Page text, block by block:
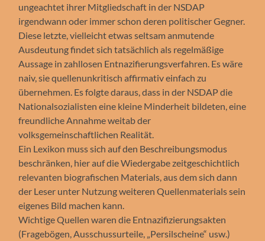
ungeachtet ihrer Mitgliedschaft in der NSDAP
irgendwann oder immer schon deren politischer Gegner.
Diese letzte, vielleicht etwas seltsam anmutende
Ausdeutung findet sich tatsächlich als regelmäßige
Aussage in zahllosen Entnazifierungsverfahren. Es wäre
naiv, sie quellenunkritisch affirmativ einfach zu
übernehmen. Es folgte daraus, dass in der NSDAP die
Nationalsozialisten eine kleine Minderheit bildeten, eine
freundliche Annahme weitab der
volksgemeinschaftlichen Realität.
Ein Lexikon muss sich auf den Beschreibungsmodus
beschränken, hier auf die Wiedergabe zeitgeschichtlich
relevanten biografischen Materials, aus dem sich dann
der Leser unter Nutzung weiteren Quellenmaterials sein
eigenes Bild machen kann.
Wichtige Quellen waren die Entnazifizierungsakten
(Fragebögen, Ausschussurteile, „Persilscheine“ usw.)